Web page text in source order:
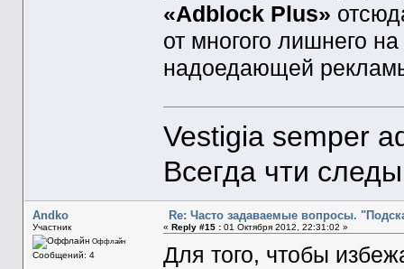
«Adblock Plus»
от многого лишнего
надоедающей
Vestigia semper
Всегда чти
Andko
Участник
Оффлайн
Сообщений: 4
Re: Часто задаваемые вопросы.
« Reply #15 :01 Октября 2012, 22:31:02 »
Для того, чтобы